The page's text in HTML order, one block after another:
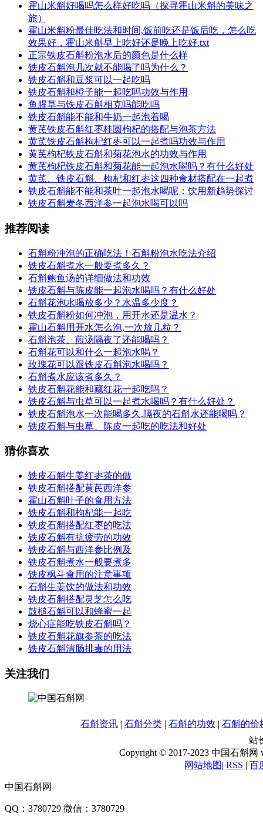
霍山米斛好喝吗怎么样好吃吗（探寻霍山米斛的美味之
旅）
霍山米斛粉最佳吃法和时间,饭前吃还是饭后吃，怎么吃
效果好，霍山米斛早上吃好还是晚上吃好.txt
正宗铁皮石斛粉泡水后的颜色是什么样
铁皮石斛泡几次就不能喝了吗为什么？
铁皮石斛和豆浆可以一起吃吗
铁皮石斛和橙子能一起吃吗功效与作用
鱼腥草与铁皮石斛相克吗能吃吗
铁皮石斛能不能和牛奶一起泡着喝
黄芪铁皮石斛红枣桂圆枸杞的搭配与泡茶方法
黄芪铁皮石斛枸杞红枣可以一起煮吗功效与作用
黄芪枸杞铁皮石斛和菊花泡水的功效与作用
黄芪枸杞铁皮石斛和菊花能一起泡水喝吗？有什么好处
黄芪、铁皮石斛、枸杞和红枣这四种食材搭配在一起煮
铁皮石斛能不能和茶叶一起泡水喝呢：饮用新趋势探讨
铁皮石斛麦冬西洋参一起泡水喝可以吗
推荐阅读
石斛粉冲泡的正确吃法！石斛粉泡水吃法介绍
铁皮石斛煮水一般要煮多久？
石斛鲍鱼汤的详细做法和功效
铁皮石斛与陈皮能一起泡水喝吗？有什么好处
石斛花泡水喝放多少？水温多少度？
铁皮石斛粉如何冲泡，用开水还是温水？
霍山石斛用开水怎么泡,一次放几粒？
石斛泡茶、煎汤隔夜了还能喝吗？
石斛花可以和什么一起泡水喝？
玫瑰花可以跟铁皮石斛泡水喝吗？
石斛煮水应该煮多久？
铁皮石斛花能和藏红花一起吃吗？
铁皮石斛与虫草可以一起煮水喝吗？有什么好处？
铁皮石斛泡水一次能喝多久,隔夜的石斛水还能喝吗？
铁皮石斛与虫草、陈皮一起吃的吃法和好处
猜你喜欢
铁皮石斛生姜红枣茶的做
铁皮石斛搭配黄芪西洋参
霍山石斛叶子的食用方法
铁皮石斛和枸杞能一起吃
铁皮石斛搭配红枣的吃法
铁皮石斛有抗疲劳的功效
铁皮石斛与西洋参比例及
铁皮石斛煮水一般要煮多
铁皮枫斗食用的注意事项
石斛生姜饮的做法和功效
铁皮石斛搭配灵芝怎么吃
鼓槌石斛可以和蜂蜜一起
烧心症能吃铁皮石斛吗？
铁皮石斛花旗参茶的吃法
铁皮石斛清肠排毒的用法
关注我们
石斛资讯| 石斛分类| 石斛的功效 | 石斛的价
站
Copyright © 2017-2023 中国石斛网
网站地图| RSS | 百
中国石斛网
QQ：3780729 微信：3780729